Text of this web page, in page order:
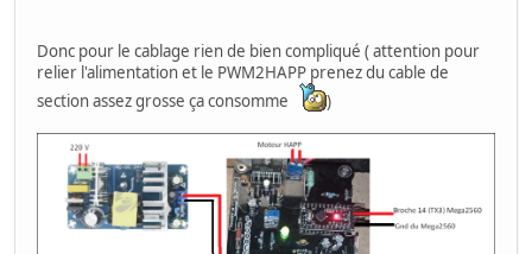
Donc pour le cablage rien de bien compliqué ( attention pour
relier l'alimentation et le PWM2HAPP prenez du cable de
section assez grosse ça consomme
)